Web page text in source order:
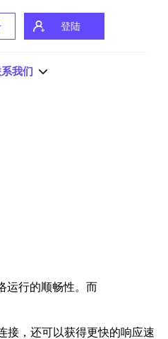
登陆
我们
运行的顺畅性。而
接，还可以获得更快的响应速